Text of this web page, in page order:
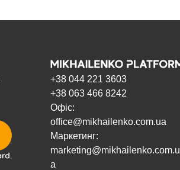
+38 044 221 3603
+38 063 466 8242
Офіс:
office@mikhailenko.com.ua
Маркетинг:
marketing@mikhailenko.com.u
a